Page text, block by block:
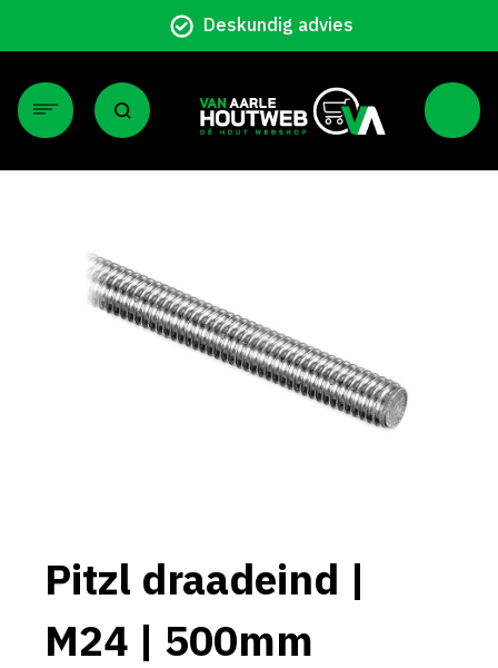
Deskundig advies
Pitzl draadeind |
M24 | 500mm